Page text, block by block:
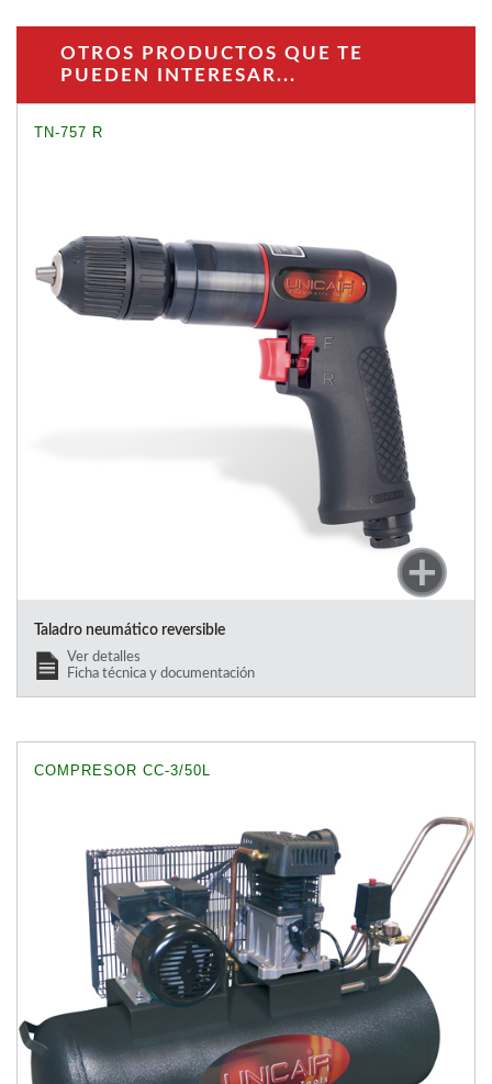
OTROS PRODUCTOS QUE TE
PUEDEN INTERESAR...
TN-757 R
Taladro neumático reversible
Ver detalles
Ficha técnica y documentación
COMPRESOR CC-3/50L